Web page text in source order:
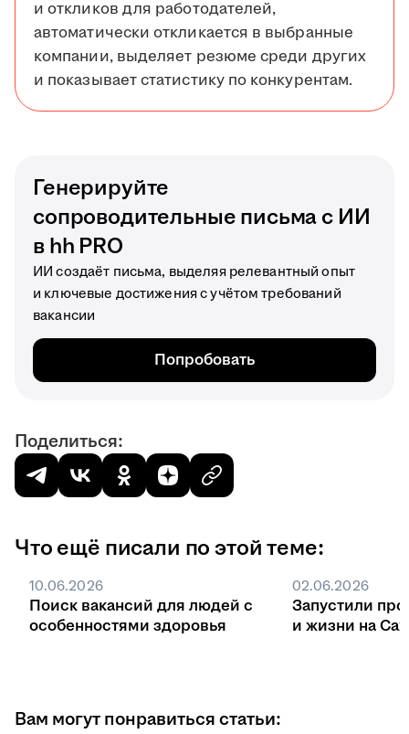
и откликов для работодателей,
автоматически откликается в выбранные
компании, выделяет резюме среди других
и показывает статистику по конкурентам.
Генерируйте
сопроводительные письма с ИИ
в hh PRO
ИИ создаёт письма, выделяя релевантный опыт
и ключевые достижения с учётом требований
вакансии
Попробовать
Поделиться:
Что ещё писали по этой теме:
10.06.2026
Поиск вакансий для людей с
особенностями здоровья
02.06.2026
Запустили
и жизни на
Вам могут понравиться статьи: